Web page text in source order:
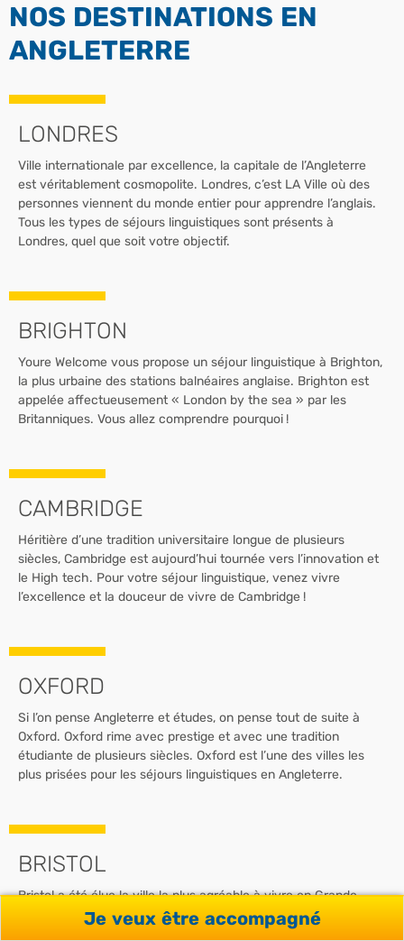
NOS DESTINATIONS EN
ANGLETERRE
LONDRES
Ville internationale par excellence, la capitale de l’Angleterre
est véritablement cosmopolite. Londres, c’est LA Ville où des
personnes viennent du monde entier pour apprendre l’anglais.
Tous les types de séjours linguistiques sont présents à
Londres, quel que soit votre objectif.
BRIGHTON
Youre Welcome vous propose un séjour linguistique à Brighton,
la plus urbaine des stations balnéaires anglaise. Brighton est
appelée affectueusement « London by the sea » par les
Britanniques. Vous allez comprendre pourquoi !
CAMBRIDGE
Héritière d’une tradition universitaire longue de plusieurs
siècles, Cambridge est aujourd’hui tournée vers l’innovation et
le High tech. Pour votre séjour linguistique, venez vivre
l’excellence et la douceur de vivre de Cambridge !
OXFORD
Si l’on pense Angleterre et études, on pense tout de suite à
Oxford. Oxford rime avec prestige et avec une tradition
étudiante de plusieurs siècles. Oxford est l’une des villes les
plus prisées pour les séjours linguistiques en Angleterre.
BRISTOL
Bristol a été élue la ville la plus agréable à vivre en Grande-
Bretagne en 2014 et 2017. Autant dire que cette ville
universitaire et très tendance a des arguments à faire valoir
Je veux être accompagné